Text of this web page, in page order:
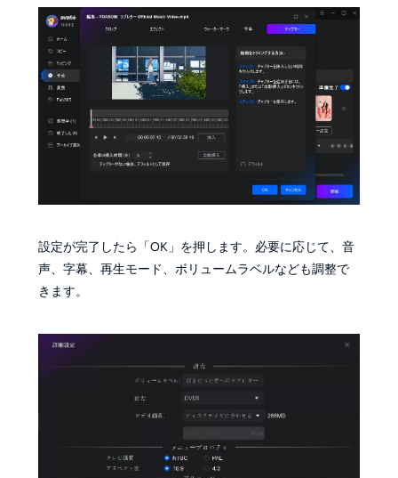
設定が完了したら「OK」を押します。必要に応じて、音
声、字幕、再生モード、ボリュームラベルなども調整で
きます。